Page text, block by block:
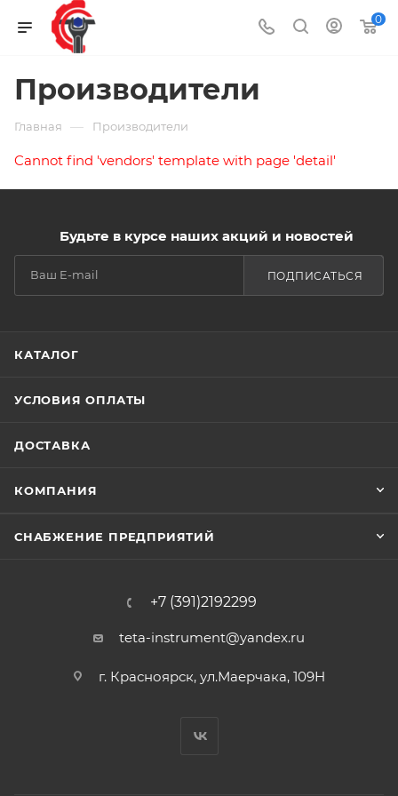
0
Производители
Главная — Производители
Cannot find 'vendors' template with page 'detail'
Будьте в курсе наших акций и новостей
ПОДПИСАТЬСЯ
КАТАЛОГ
УСЛОВИЯ ОПЛАТЫ
ДОСТАВКА
КОМПАНИЯ
СНАБЖЕНИЕ ПРЕДПРИЯТИЙ
+7 (391)2192299
teta-instrument@yandex.ru
г. Красноярск, ул.Маерчака, 109Н